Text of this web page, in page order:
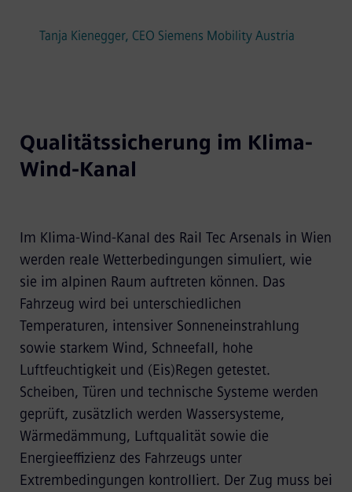
Tanja Kienegger, CEO Siemens Mobility Austria
Qualitätssicherung im Klima-
Wind-Kanal
Im Klima-Wind-Kanal des Rail Tec Arsenals in Wien
werden reale Wetterbedingungen simuliert, wie
sie im alpinen Raum auftreten können. Das
Fahrzeug wird bei unterschiedlichen
Temperaturen, intensiver Sonneneinstrahlung
sowie starkem Wind, Schneefall, hohe
Luftfeuchtigkeit und (Eis)Regen getestet.
Scheiben, Türen und technische Systeme werden
geprüft, zusätzlich werden Wassersysteme,
Wärmedämmung, Luftqualität sowie die
Energieeffizienz des Fahrzeugs unter
Extrembedingungen kontrolliert. Der Zug muss bei